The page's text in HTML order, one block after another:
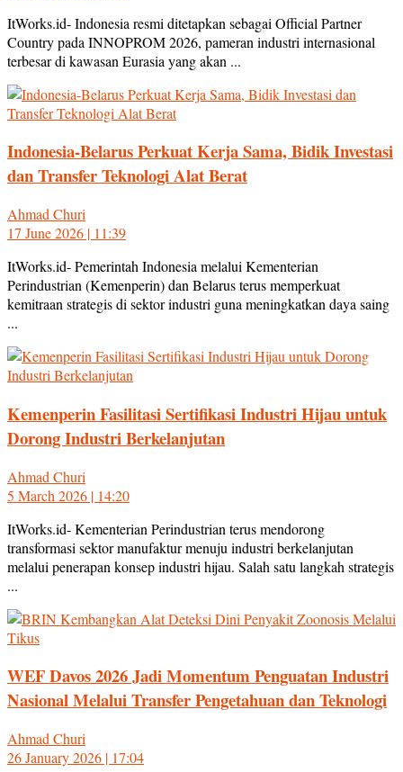
ItWorks.id- Indonesia resmi ditetapkan sebagai Official Partner
Country pada INNOPROM 2026, pameran industri internasional
terbesar di kawasan Eurasia yang akan ...
Indonesia-Belarus Perkuat Kerja Sama, Bidik Investasi
dan Transfer Teknologi Alat Berat
Ahmad Churi
17 June 2026 | 11:39
ItWorks.id- Pemerintah Indonesia melalui Kementerian
Perindustrian (Kemenperin) dan Belarus terus memperkuat
kemitraan strategis di sektor industri guna meningkatkan daya saing
...
Kemenperin Fasilitasi Sertifikasi Industri Hijau untuk
Dorong Industri Berkelanjutan
Ahmad Churi
5 March 2026 | 14:20
ItWorks.id- Kementerian Perindustrian terus mendorong
transformasi sektor manufaktur menuju industri berkelanjutan
melalui penerapan konsep industri hijau. Salah satu langkah strategis
...
WEF Davos 2026 Jadi Momentum Penguatan Industri
Nasional Melalui Transfer Pengetahuan dan Teknologi
Ahmad Churi
26 January 2026 | 17:04